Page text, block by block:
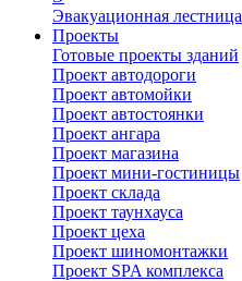
Эвакуационная лестница
Проекты
Готовые проекты зданий
Проект автодороги
Проект автомойки
Проект автостоянки
Проект ангара
Проект магазина
Проект мини-гостиницы
Проект склада
Проект таунхауса
Проект цеха
Проект шиномонтажки
Проект SPA комплекса